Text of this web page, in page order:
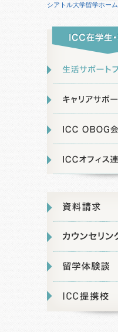
シアトル大学留学ホーム